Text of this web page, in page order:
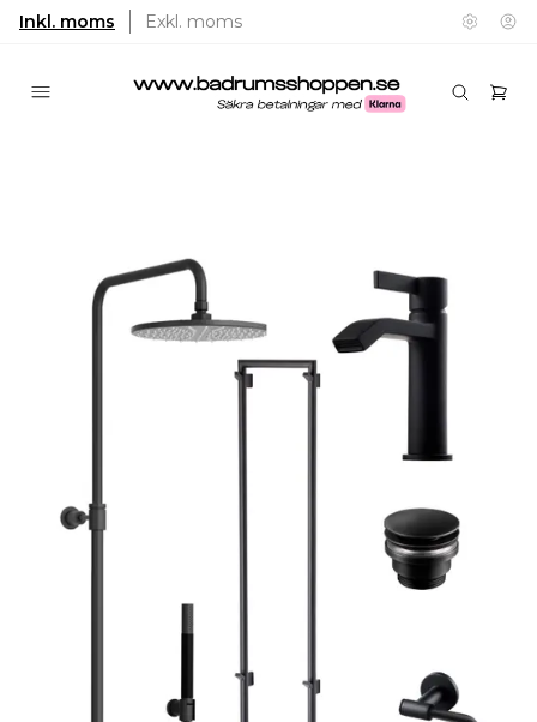
Inkl. moms Exkl. moms